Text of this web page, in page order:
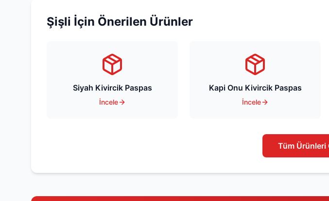
Şişli İçin Önerilen Ürünler
Siyah Kivircik Paspas
İncele
Kapi Onu Kivircik Paspas
İncele
Tüm Ürünleri